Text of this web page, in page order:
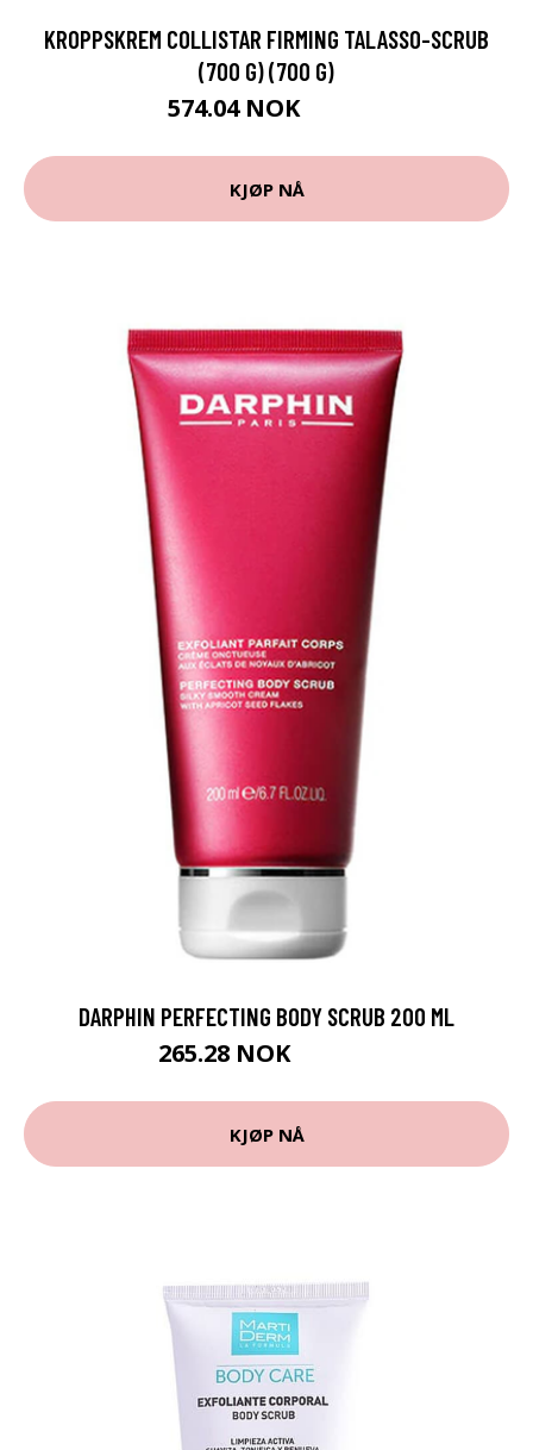
KROPPSKREM COLLISTAR FIRMING TALASSO-SCRUB
(700 G) (700 G)
574.04 NOK
KJØP NÅ
DARPHIN PERFECTING BODY SCRUB 200 ML
265.28 NOK
KJØP NÅ